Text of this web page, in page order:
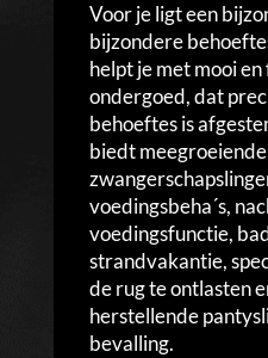
Voor je ligt een
bijzondere
helpt je met mooi
ondergoed, dat
behoeftes is
biedt meegroeiende
voedingsbeha´s,
voedingsfunctie,
strandvakantie,
de rug te ontlasten
herstellende
bevalling.